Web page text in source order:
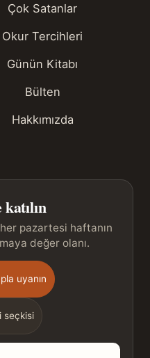
Çok Satanlar
Okur Tercihleri
Günün Kitabı
Bülten
Hakkımızda
pazartesi haftanın
değer olanı.
uyanın
seçkisi